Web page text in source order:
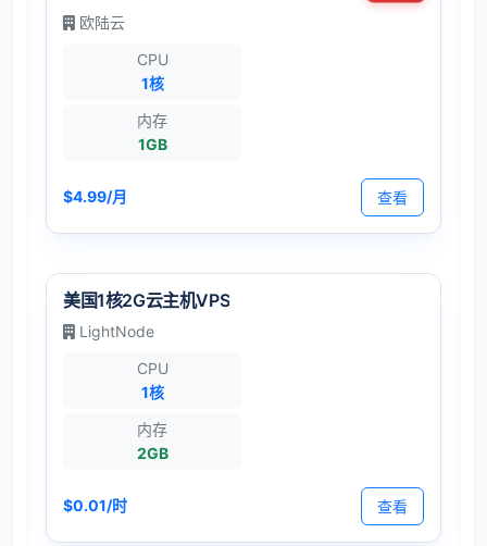
欧陆云
CPU
1核
内存
1GB
$4.99/月 查看
美国1核2G云主机VPS
LightNode
CPU
1核
内存
2GB
$0.01/时 查看